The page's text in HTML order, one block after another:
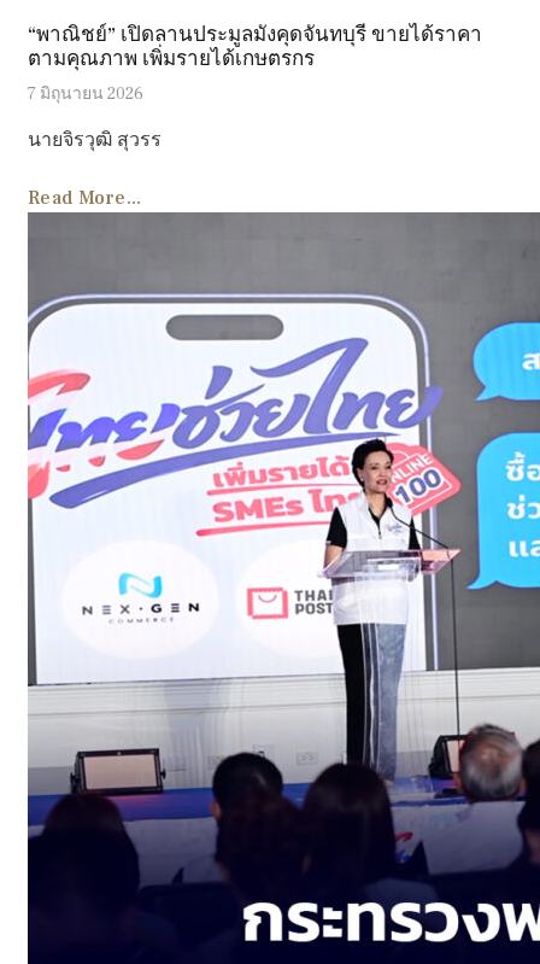
“พาณิชย์” เปิดลานประมูลมังคุดจันทบุรี ขายได้ราคา
ตามคุณภาพ เพิ่มรายได้เกษตรกร
7 มิถุนายน 2026
นายจิรวุฒิ สุวรร
Read More...